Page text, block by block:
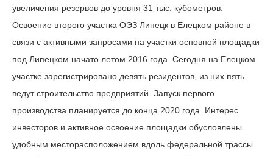
увеличения резервов до уровня 31 тыс. кубометров.
Освоение второго участка ОЭЗ Липецк в Елецком районе в
связи с активными запросами на участки основной площадки
под Липецком начато летом 2016 года. Сегодня на Елецком
участке зарегистрировано девять резидентов, из них пять
ведут строительство предприятий. Запуск первого
производства планируется до конца 2020 года. Интерес
инвесторов и активное освоение площадки обусловлены
удобным месторасположением вдоль федеральной трассы